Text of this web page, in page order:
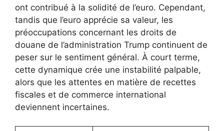
ont contribué à la solidité de l’euro. Cependant,
tandis que l’euro apprécie sa valeur, les
préoccupations concernant les droits de
douane de l’administration Trump continuent de
peser sur le sentiment général. À court terme,
cette dynamique crée une instabilité palpable,
alors que les attentes en matière de recettes
fiscales et de commerce international
deviennent incertaines.